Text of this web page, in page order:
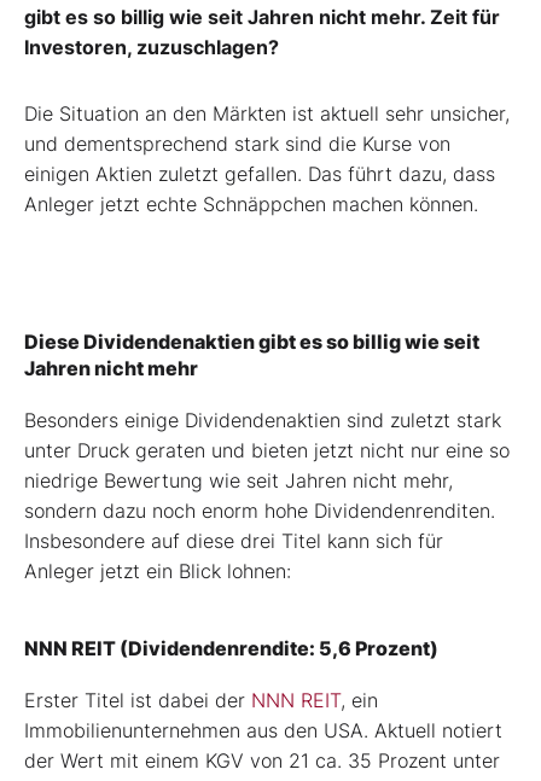
gibt es so billig wie seit Jahren nicht mehr. Zeit für
Investoren, zuzuschlagen?
Die Situation an den Märkten ist aktuell sehr unsicher,
und dementsprechend stark sind die Kurse von
einigen Aktien zuletzt gefallen. Das führt dazu, dass
Anleger jetzt echte Schnäppchen machen können.
Diese Dividendenaktien gibt es so billig wie seit
Jahren nicht mehr
Besonders einige Dividendenaktien sind zuletzt stark
unter Druck geraten und bieten jetzt nicht nur eine so
niedrige Bewertung wie seit Jahren nicht mehr,
sondern dazu noch enorm hohe Dividendenrenditen.
Insbesondere auf diese drei Titel kann sich für
Anleger jetzt ein Blick lohnen:
NNN REIT (Dividendenrendite: 5,6 Prozent)
Erster Titel ist dabei der NNN REIT, ein
Immobilienunternehmen aus den USA. Aktuell notiert
der Wert mit einem KGV von 21 ca. 35 Prozent unter